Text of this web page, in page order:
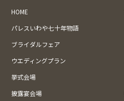
HOME
パレスいわや七十年物語
ブライダルフェア
ウエディングプラン
挙式会場
披露宴会場